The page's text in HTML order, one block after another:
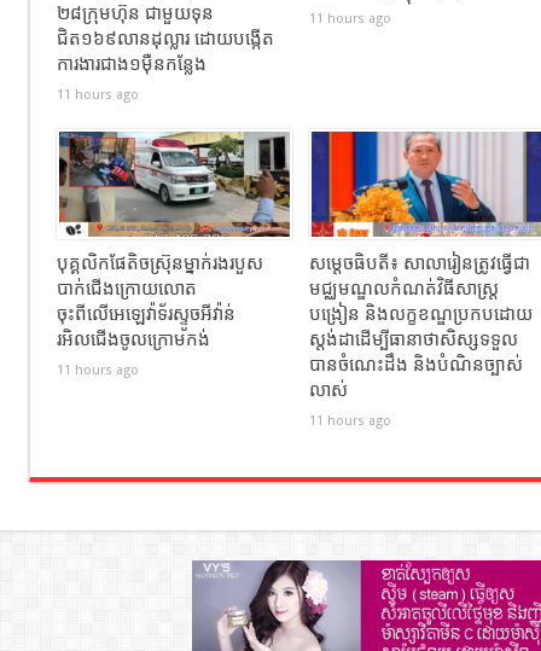
២៨ក្រុមហ៊ុន ជាមួយទុន
ជិត១៦៩លានដុល្លារ ដោយបង្កើត
ការងារជាង១ម៉ឺនកន្លែង
11 hours ago
11 hours ago
បុគ្គលិកផែតិចស្រ៊ុនម្នាក់រងរបួស
បាក់ជេីងក្រោយលោត
ចុះពីលេីអេឡេវ៉ាទ័រស្ទូចអីវ៉ាន់
រអិលជេីងចូលក្រោមកង់
11 hours ago
សម្ដេចធិបតី៖ សាលារៀនត្រូវធ្វើជា
មជ្ឈមណ្ឌលកំណត់វិធីសាស្ត្រ
បង្រៀន និងលក្ខខណ្ឌប្រកបដោយ
ស្តង់ដាដើម្បីធានាថាសិស្សទទួល
បានចំណេះដឹង និងបំណិនច្បាស់
លាស់
11 hours ago